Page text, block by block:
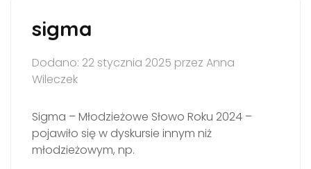
sigma
Dodano: 22 stycznia 2025 przez Anna
Wileczek
Sigma – Młodzieżowe Słowo Roku 2024 –
pojawiło się w dyskursie innym niż
młodzieżowym, np.